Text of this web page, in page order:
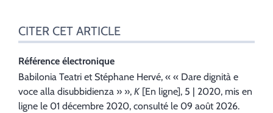
CITER CET ARTICLE
Référence électronique
Babilonia Teatri et Stéphane Hervé, « « Dare dignità e
voce alla disubbidienza » », K [En ligne], 5 | 2020, mis en
ligne le 01 décembre 2020, consulté le 09 août 2026.